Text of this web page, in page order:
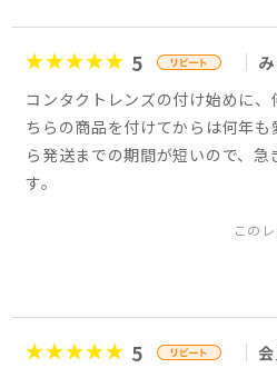
5
コンタクトレンズの付け始めに
ちらの商品を付けてからは何年
ら発送までの期間が短いので、急
す。
この
5